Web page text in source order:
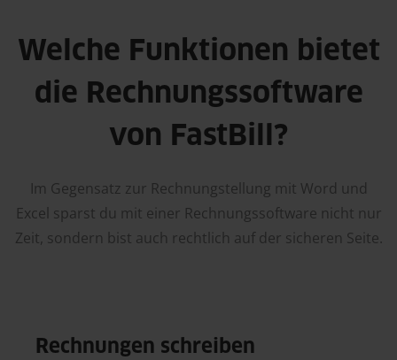
Welche Funktionen bietet
die Rechnungssoftware
von FastBill?
Im Gegensatz zur Rechnungstellung mit Word und
Excel sparst du mit einer Rechnungssoftware nicht nur
Zeit, sondern bist auch rechtlich auf der sicheren Seite.
Rechnungen schreiben